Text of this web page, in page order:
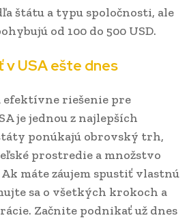
štátu a typu spoločnosti, ale
od 100 do 500 USD.
USA ešte dnes
efektívne riešenie pre
je jednou z najlepších
ponúkajú obrovský trh,
prostredie a množstvo
máte záujem spustiť vlastnú
sa o všetkých krokoch a
Začnite podnikať už dnes